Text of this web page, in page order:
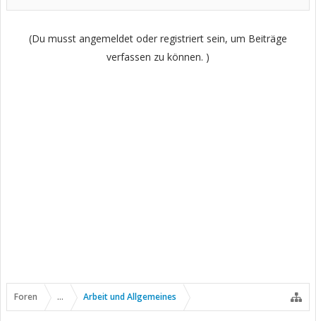
(Du musst angemeldet oder registriert sein, um Beiträge
verfassen zu können. )
Foren ... Arbeit und Allgemeines